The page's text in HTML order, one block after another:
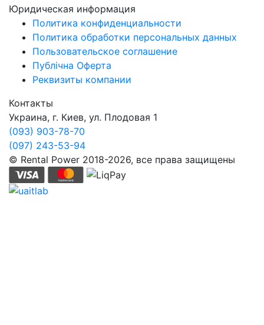
Юридическая информация
Политика конфиденциальности
Политика обработки персональных данных
Пользовательское соглашение
Публічна Оферта
Реквизиты компании
Контакты
Украина, г. Киев, ул. Плодовая 1
(093) 903-78-70
(097) 243-53-94
© Rental Power 2018-2026, все права защищены